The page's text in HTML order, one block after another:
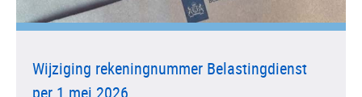
Wijziging rekeningnummer Belastingdienst